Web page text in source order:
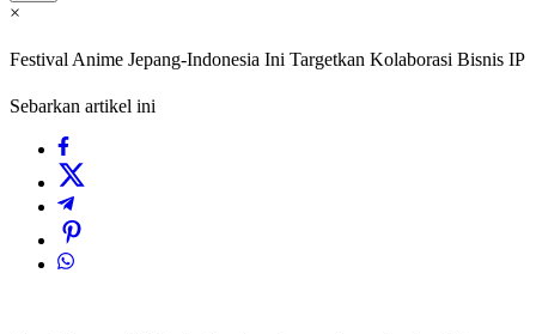
×
Festival Anime Jepang-Indonesia Ini Targetkan Kolaborasi Bisnis IP
Sebarkan artikel ini